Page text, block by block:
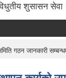
शुसासन सेवा
गठन जानकारी